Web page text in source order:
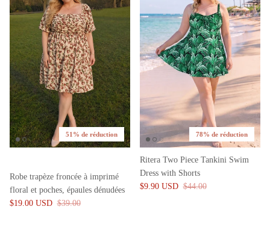
51% de réduction
Robe trapèze froncée à imprimé
floral et poches, épaules dénudées
$19.00 USD $39.00
78% de réduction
Ritera Two Piece Tankini Swim
Dress with Shorts
$9.90 USD $44.00